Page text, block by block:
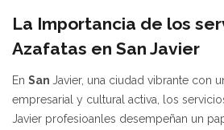
La Importancia de los
Azafatas en San Javier
En San Javier, una ciudad vibrante con
empresarial y cultural activa, los
Javier profesioanles desempeñan un